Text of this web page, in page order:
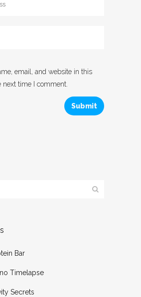
email, and website in this
next time I comment.
Bar
Timelapse
Secrets